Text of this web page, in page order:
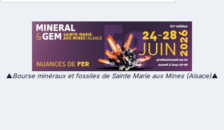
▲Bourse minéraux et fossiles de Sainte Marie aux Mines (Alsace)▲